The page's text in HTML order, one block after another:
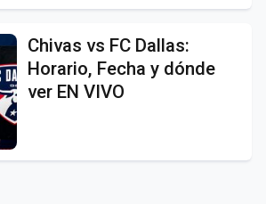
Chivas vs FC Dallas:
Horario, Fecha y dónde
ver EN VIVO